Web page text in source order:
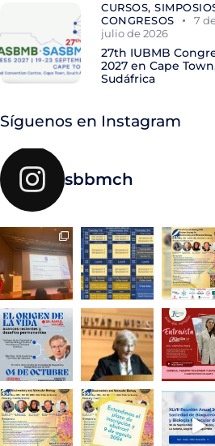
CURSOS,
CONGRESOS
7
julio de 2026
27th IUBMB
2027 en Cape
Sudáfrica
Síguenos en Instagram
sbbmch